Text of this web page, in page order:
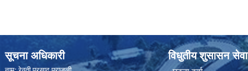
सूचना अधिकारी विधुतीय शुसासन सेवा